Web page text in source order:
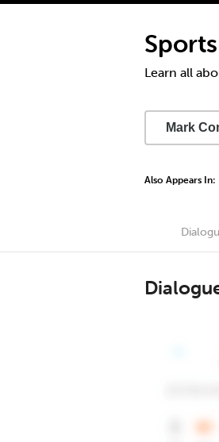
Learn all
Mark
Also Appears In: